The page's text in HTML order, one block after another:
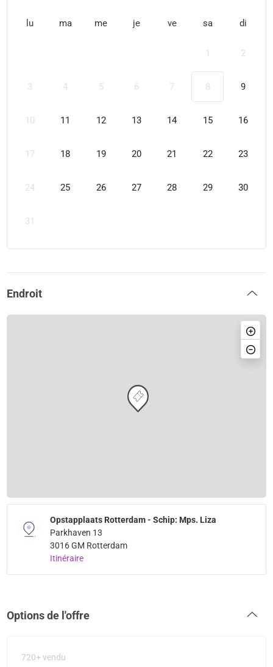
lu ma me je ve sa di
1 2
3 4 5 6 7 8 9
10 11 12 13 14 15 16
17 18 19 20 21 22 23
24 25 26 27 28 29 30
31
Endroit
Opstapplaats Rotterdam - Schip: Mps. Liza
Parkhaven 13
3016 GM Rotterdam
Itinéraire
Options de l'offre
720+ vendu